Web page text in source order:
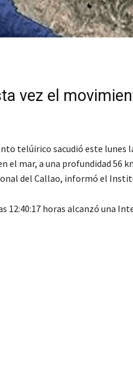
vez el
telúirico sacudió este lunes
el mar, a una profundidad 56
del Callao, informó el
12:40:17 horas alcanzó una